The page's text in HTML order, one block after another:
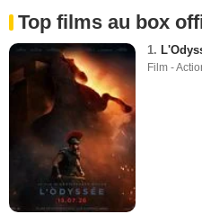
Top films au box
1.
Film -